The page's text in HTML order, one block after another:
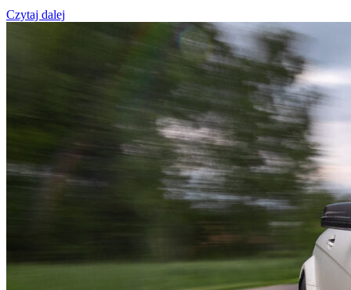
Czytaj dalej